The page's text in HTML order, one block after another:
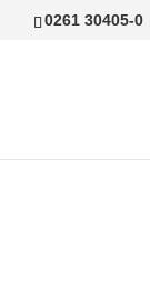
0261 30405-0